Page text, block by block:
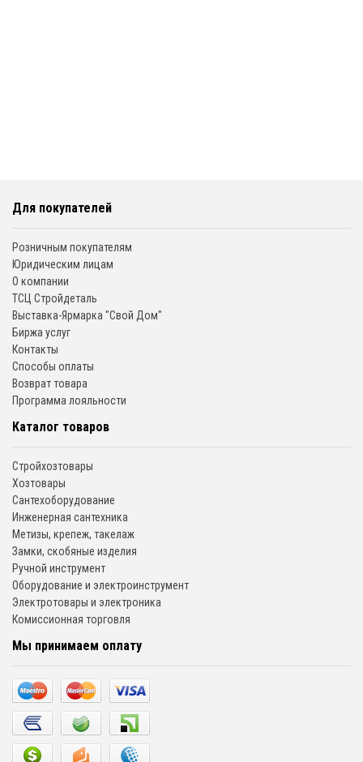
Для покупателей
Розничным покупателям
Юридическим лицам
О компании
ТСЦ Стройдеталь
Выставка-Ярмарка "Свой Дом"
Биржа услуг
Контакты
Способы оплаты
Возврат товара
Программа лояльности
Каталог товаров
Стройхозтовары
Хозтовары
Сантехоборудование
Инженерная сантехника
Метизы, крепеж, такелаж
Замки, скобяные изделия
Ручной инструмент
Оборудование и электроинструмент
Электротовары и электроника
Комиссионная торговля
Мы принимаем оплату